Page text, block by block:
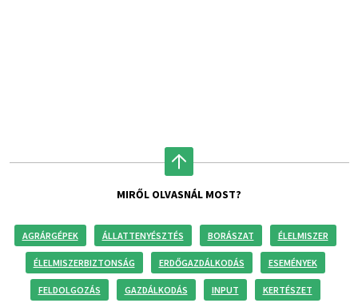
MIRŐL OLVASNÁL MOST?
AGRÁRGÉPEK ÁLLATTENYÉSZTÉS BORÁSZAT ÉLELMISZER
ÉLELMISZERBIZTONSÁG ERDŐGAZDÁLKODÁS ESEMÉNYEK
FELDOLGOZÁS GAZDÁLKODÁS INPUT KERTÉSZET